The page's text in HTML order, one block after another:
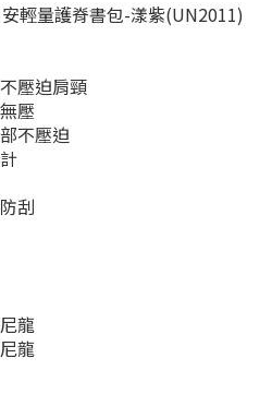
輕量護脊書包-漾紫(UN2011)
壓迫肩頸
壓
不壓迫
刮
尼龍
尼龍